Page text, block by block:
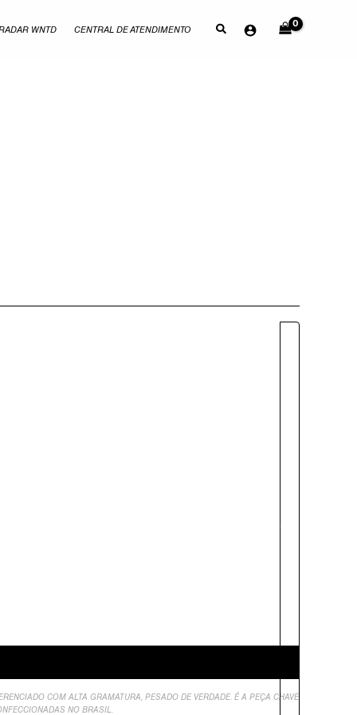
WNTD CENTRAL DE ATENDIMENTO
COM ALTA GRAMATURA, PESADO DE VERDADE. É A PEÇA CHAVE
NO BRASIL.